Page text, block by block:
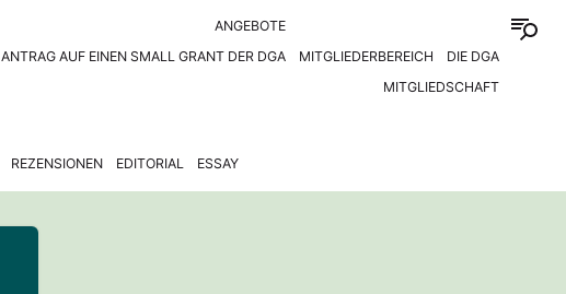
ANGEBOTE
ANTRAG AUF EINEN SMALL GRANT DER DGA
MITGLIEDERBEREICH
DIE DGA
MITGLIEDSCHAFT
REZENSIONEN EDITORIAL ESSAY